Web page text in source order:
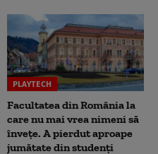
PLAYTECH
Facultatea din România la
care nu mai vrea nimeni să
înveţe. A pierdut aproape
jumătate din studenţi